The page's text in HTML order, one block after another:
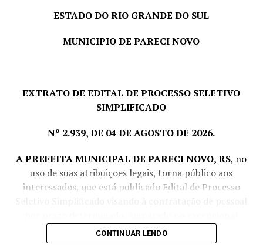
ESTADO DO RIO GRANDE DO SUL
MUNICIPIO DE PARECI NOVO
EXTRATO DE EDITAL DE PROCESSO SELETIVO
SIMPLIFICADO
Nº 2.939, DE 04 DE AGOSTO DE 2026.
A PREFEITA MUNICIPAL DE PARECI NOVO, RS, no
uso de suas atribuições legais, torna público aos
interessados, que está publicado Edital de Processo
interesse público, com fulcro no art. 37, IX da CF e Lei
Complementar nº 380/1997, conforme segue:
CONTINUAR LENDO